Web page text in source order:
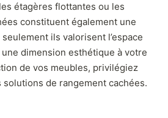
étagères flottantes ou les
constituent également une
ils valorisent l’espace
dimension esthétique à votre
de vos meubles, privilégiez
de rangement cachées.